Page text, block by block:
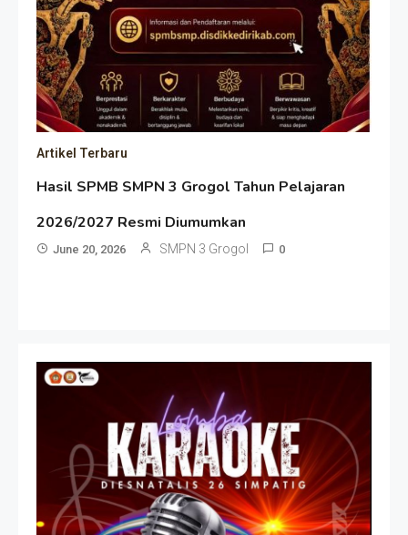
Artikel Terbaru
Hasil SPMB SMPN 3 Grogol Tahun Pelajaran
2026/2027 Resmi Diumumkan
June 20, 2026 SMPN 3 Grogol 0